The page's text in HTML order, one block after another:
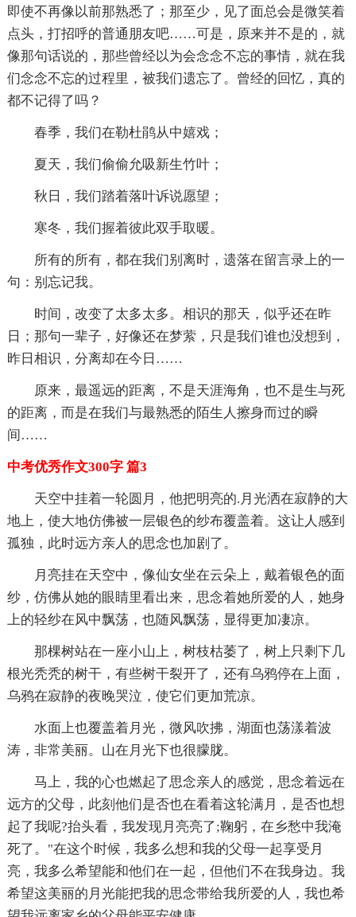
即使不再像以前那熟悉了；那至少，见了面总会是微笑着
点头，打招呼的普通朋友吧……可是，原来并不是的，就
像那句话说的，那些曾经以为会念念不忘的事情，就在我
们念念不忘的过程里，被我们遗忘了。曾经的回忆，真的
都不记得了吗？
春季，我们在勒杜鹃从中嬉戏；
夏天，我们偷偷允吸新生竹叶；
秋日，我们踏着落叶诉说愿望；
寒冬，我们握着彼此双手取暖。
所有的所有，都在我们别离时，遗落在留言录上的一
句：别忘记我。
时间，改变了太多太多。相识的那天，似乎还在昨
日；那句一辈子，好像还在梦萦，只是我们谁也没想到，
昨日相识，分离却在今日……
原来，最遥远的距离，不是天涯海角，也不是生与死
的距离，而是在我们与最熟悉的陌生人擦身而过的瞬
间……
中考优秀作文300字 篇3
天空中挂着一轮圆月，他把明亮的.月光洒在寂静的大
地上，使大地仿佛被一层银色的纱布覆盖着。这让人感到
孤独，此时远方亲人的思念也加剧了。
月亮挂在天空中，像仙女坐在云朵上，戴着银色的面
纱，仿佛从她的眼睛里看出来，思念着她所爱的人，她身
上的轻纱在风中飘荡，也随风飘荡，显得更加凄凉。
那棵树站在一座小山上，树枝枯萎了，树上只剩下几
根光秃秃的树干，有些树干裂开了，还有乌鸦停在上面，
乌鸦在寂静的夜晚哭泣，使它们更加荒凉。
水面上也覆盖着月光，微风吹拂，湖面也荡漾着波
涛，非常美丽。山在月光下也很朦胧。
马上，我的心也燃起了思念亲人的感觉，思念着远在
远方的父母，此刻他们是否也在看着这轮满月，是否也想
起了我呢?抬头看，我发现月亮亮了;鞠躬，在乡愁中我淹
死了。"在这个时候，我多么想和我的父母一起享受月
亮，我多么希望能和他们在一起，但他们不在我身边。我
希望这美丽的月光能把我的思念带给我所爱的人，我也希